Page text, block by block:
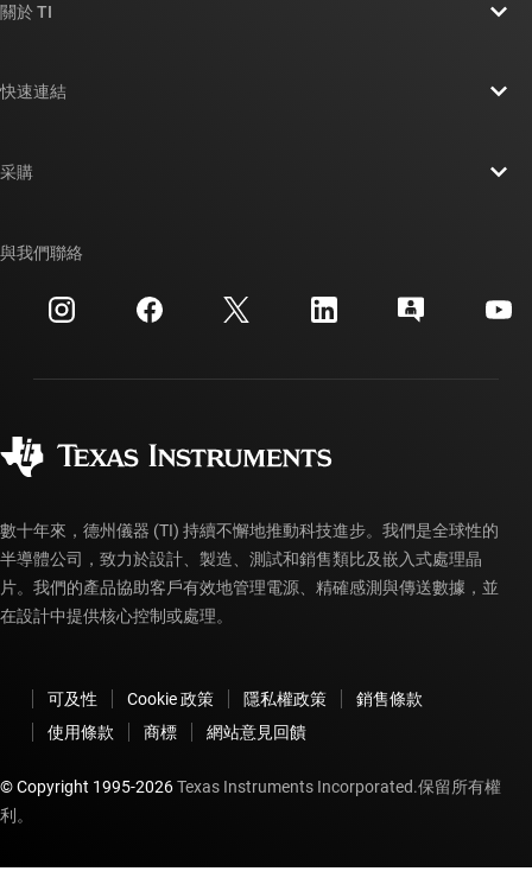
關於 TI
投資人關系
製造
快速連結
交互參考搜索
客戶支援中心
myTI 帳戶常見問題解答
采購
訂購 FAQ
與我們聯絡
數十年來，德州儀器 (TI) 持續不懈地推動科技進步。我們是全球性的
半導體公司，致力於設計、製造、測試和銷售類比及嵌入式處理晶
片。我們的產品協助客戶有效地管理電源、精確感測與傳送數據，並
在設計中提供核心控制或處理。
可及性 Cookie 政策 隱私權政策
銷售條款
使用條款
商標 網站意見回饋
© Copyright 1995-2026Texas Instruments Incorporated.保留所有權
利。